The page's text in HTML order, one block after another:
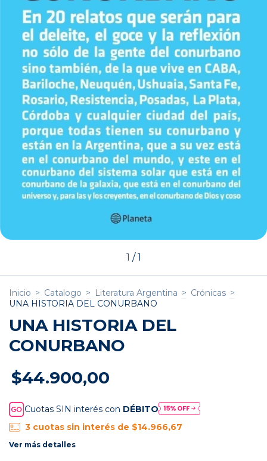
1 /1
Inicio > Catalogo > Literatura Argentina > Crónicas >
UNA HISTORIA DEL CONURBANO
UNA HISTORIA DEL
CONURBANO
$44.900,00
Cuotas SIN interés con DÉBITO
3 cuotas sin interés de $14.966,67
Ver más detalles